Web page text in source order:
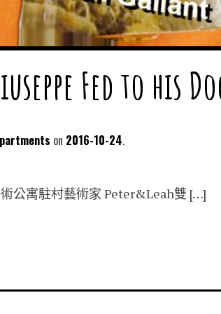
Fed to his
2016-10-24
術公寓駐村藝術家 Peter&Leah雙 […]